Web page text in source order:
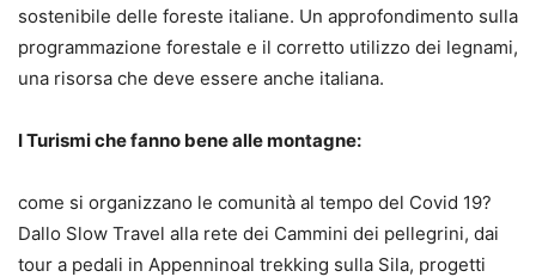
sostenibile delle foreste italiane. Un approfondimento sulla
programmazione forestale e il corretto utilizzo dei legnami,
una risorsa che deve essere anche italiana.
I Turismi che fanno bene alle montagne:
come si organizzano le comunità al tempo del Covid 19?
Dallo Slow Travel alla rete dei Cammini dei pellegrini, dai
tour a pedali in Appenninoal trekking sulla Sila, progetti